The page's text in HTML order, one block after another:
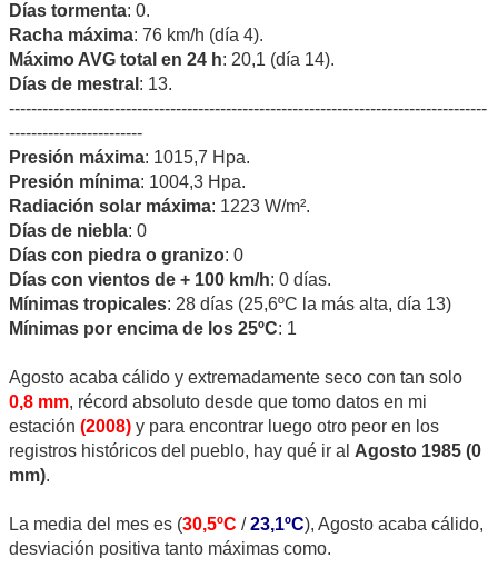
Días tormenta: 0.
Racha máxima: 76 km/h (día 4).
Máximo AVG total en 24 h: 20,1 (día 14).
Días de mestral : 13.
--------------------------------------------------------------------------------------
------------------------
Presión máxima: 1015,7 Hpa.
Presión mínima: 1004,3 Hpa.
Radiación solar máxima: 1223 W/m².
Días de niebla: 0
Días con piedra o granizo: 0
Días con vientos de + 100 km/h: 0 días.
Mínimas tropicales: 28 días (25,6ºC la más alta, día 13)
Mínimas por encima de los 25ºC: 1
Agosto acaba cálido y extremadamente seco con tan solo
0,8 mm, récord absoluto desde que tomo datos en mi
estación (2008) y para encontrar luego otro peor en los
registros históricos del pueblo, hay qué ir al Agosto 1985 (0
mm).
La media del mes es (30,5ºC /23,1ºC), Agosto acaba cálido,
desviación positiva tanto máximas como.